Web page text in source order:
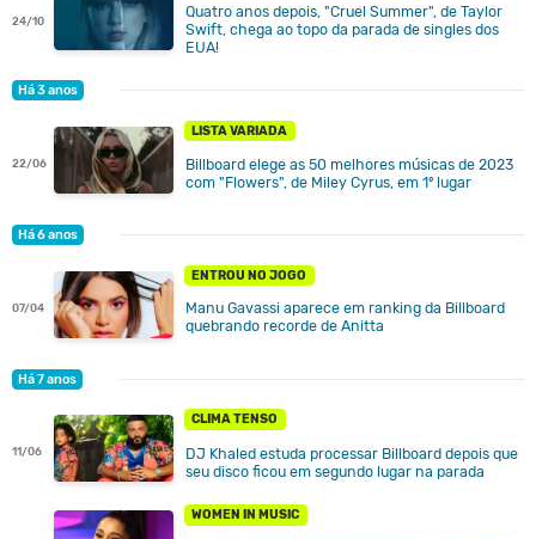
24/10
Quatro anos depois, "Cruel Summer", de Taylor
Swift, chega ao topo da parada de singles dos
EUA!
Há 3 anos
22/06
LISTA VARIADA
Billboard elege as 50 melhores músicas de 2023
com "Flowers", de Miley Cyrus, em 1º lugar
Há 6 anos
07/04
ENTROU NO JOGO
Manu Gavassi aparece em ranking da Billboard
quebrando recorde de Anitta
Há 7 anos
11/06
CLIMA TENSO
DJ Khaled estuda processar Billboard depois que
seu disco ficou em segundo lugar na parada
WOMEN IN MUSIC